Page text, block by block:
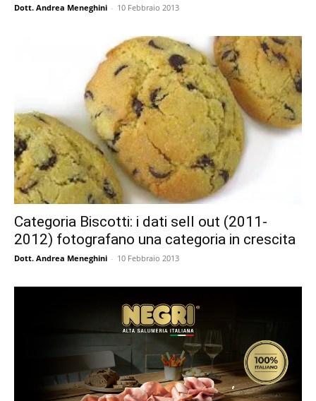
Dott. Andrea Meneghini - 10 Febbraio 2013
Categoria Biscotti: i dati sell out (2011-
2012) fotografano una categoria in crescita
Dott. Andrea Meneghini - 10 Febbraio 2013